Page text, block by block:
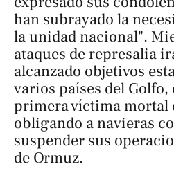
han subrayado la
la unidad nacional".
ataques de represalia
alcanzado objetivos
varios países del Golfo,
primera víctima mortal
obligando a navieras
suspender sus
de Ormuz.